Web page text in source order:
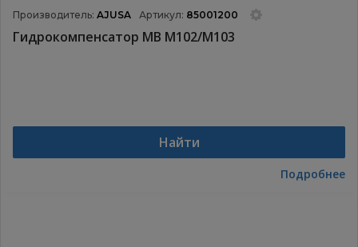
Производитель: AJUSA Артикул: 85001200
Гидрокомпенсатор MB M102/M103
Найти
Подробнее